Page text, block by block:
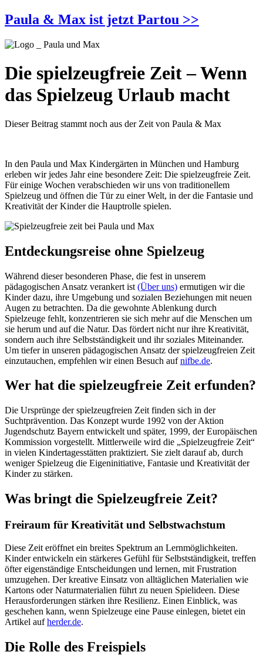
Paula & Max ist jetzt Partou >>
Die spielzeugfreie Zeit – Wenn
das Spielzeug Urlaub macht
Dieser Beitrag stammt noch aus der Zeit von Paula & Max
In den Paula und Max Kindergärten in München und Hamburg
erleben wir jedes Jahr eine besondere Zeit: Die spielzeugfreie Zeit.
Für einige Wochen verabschieden wir uns von traditionellem
Spielzeug und öffnen die Tür zu einer Welt, in der die Fantasie und
Kreativität der Kinder die Hauptrolle spielen.
Entdeckungsreise ohne Spielzeug
Während dieser besonderen Phase, die fest in unserem
pädagogischen Ansatz verankert ist (Über uns) ermutigen wir die
Kinder dazu, ihre Umgebung und sozialen Beziehungen mit neuen
Augen zu betrachten. Da die gewohnte Ablenkung durch
Spielzeuge fehlt, konzentrieren sie sich mehr auf die Menschen um
sie herum und auf die Natur. Das fördert nicht nur ihre Kreativität,
sondern auch ihre Selbstständigkeit und ihr soziales Miteinander.
Um tiefer in unseren pädagogischen Ansatz der spielzeugfreien Zeit
einzutauchen, empfehlen wir einen Besuch aufnifbe.de.
Wer hat die spielzeugfreie Zeit erfunden?
Die Ursprünge der spielzeugfreien Zeit finden sich in der
Suchtprävention. Das Konzept wurde 1992 von der Aktion
Jugendschutz Bayern entwickelt und später, 1999, der Europäischen
Kommission vorgestellt. Mittlerweile wird die „Spielzeugfreie Zeit“
in vielen Kindertagesstätten praktiziert. Sie zielt darauf ab, durch
weniger Spielzeug die Eigeninitiative, Fantasie und Kreativität der
Kinder zu stärken.
Was bringt die Spielzeugfreie Zeit?
Freiraum für Kreativität und Selbstwachstum
Diese Zeit eröffnet ein breites Spektrum an Lernmöglichkeiten.
Kinder entwickeln ein stärkeres Gefühl für Selbstständigkeit, treffen
öfter eigenständige Entscheidungen und lernen, mit Frustration
umzugehen. Der kreative Einsatz von alltäglichen Materialien wie
Kartons oder Naturmaterialien führt zu neuen Spielideen. Diese
Herausforderungen stärken ihre Resilienz. Einen Einblick, was
geschehen kann, wenn Spielzeuge eine Pause einlegen, bietet ein
Artikel aufherder.de.
Die Rolle des Freispiels